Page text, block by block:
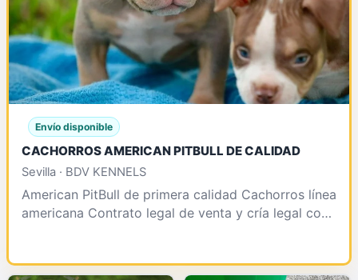
Envío disponible
CACHORROS AMERICAN PITBULL DE CALIDAD
Sevilla · BDV KENNELS
American PitBull de primera calidad Cachorros línea
americana Contrato legal de venta y cría legal con